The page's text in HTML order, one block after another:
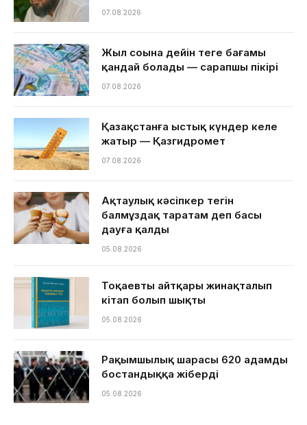
07.08.2026
Жыл соңына дейін теңге бағамы
қандай болады — сарапшы пікірі
07.08.2026
Қазақстанға ыстық күндер келе
жатыр — Қазгидромет
07.08.2026
Ақтаулық кәсіпкер тегін
балмұздақ таратам деп басы
дауға қалды
05.08.2026
Тоқаевтың айтқары жинақталып
кітап болып шықты
05.08.2026
Рақымшылық шарасы 620 адамды
бостандыққа жіберді
05.08.2026